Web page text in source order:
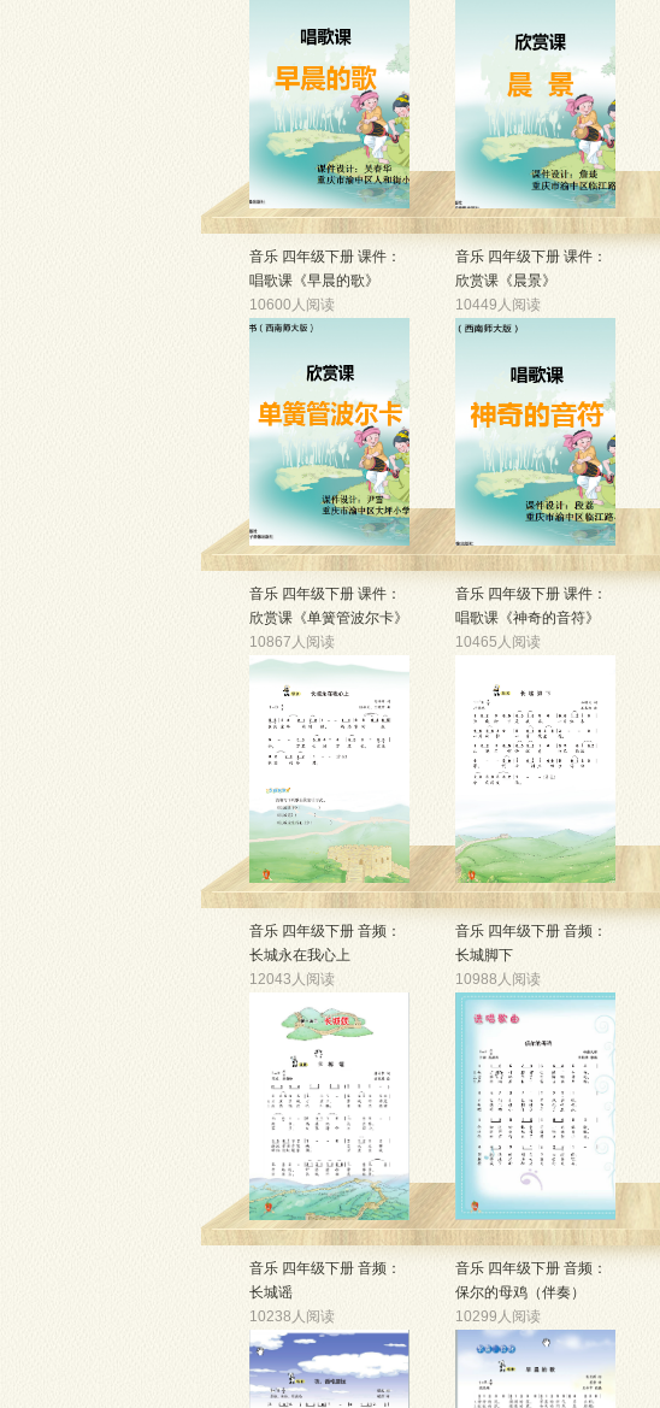
音乐 四年级下册 课件：
唱歌课《早晨的歌》
10600人阅读
音乐 四年级下册 课件：
欣赏课《晨景》
10449人阅读
音乐 四年级下册 课件：
欣赏课《单簧管波尔卡》
10867人阅读
音乐 四年级下册 课件：
唱歌课《神奇的音符》
10465人阅读
音乐 四年级下册 音频：
长城永在我心上
12043人阅读
音乐 四年级下册 音频：
长城脚下
10988人阅读
音乐 四年级下册 音频：
长城谣
10238人阅读
音乐 四年级下册 音频：
保尔的母鸡（伴奏）
10299人阅读